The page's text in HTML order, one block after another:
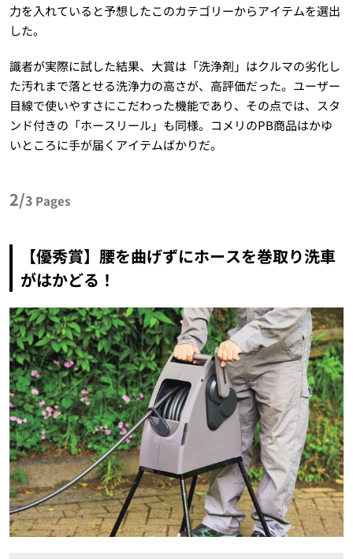
力を入れていると予想したこのカテゴリーからアイテムを選出
した。
識者が実際に試した結果、大賞は「洗浄剤」はクルマの劣化し
た汚れまで落とせる洗浄力の高さが、高評価だった。ユーザー
目線で使いやすさにこだわった機能であり、その点では、スタ
ンド付きの「ホースリール」も同様。コメリのPB商品はかゆ
いところに手が届くアイテムばかりだ。
2/3 Pages
【優秀賞】腰を曲げずにホースを巻取り洗車
がはかどる！